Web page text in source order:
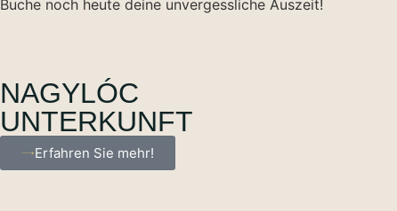
Buche noch heute deine unvergessliche Auszeit!
NAGYLÓC
UNTERKUNFT
Erfahren Sie mehr!